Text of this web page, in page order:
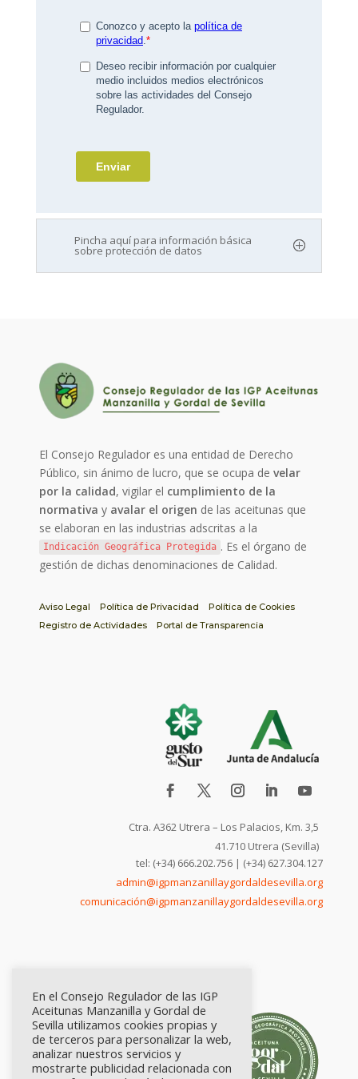
Pincha aquí para información básica
sobre protección de datos
El Consejo Regulador es una entidad de Derecho
Público, sin ánimo de lucro, que se ocupa develar
por la calidad, vigilar el cumplimiento de la
normativa y avalar el origen de las aceitunas que
se elaboran en las industrias adscritas a la
Indicación Geográfica Protegida . Es el órgano de
gestión de dichas denominaciones de Calidad.
Aviso Legal Política de Privacidad
Política de Cookies
Registro de Actividades
Portal de Transparencia
Ctra. A362 Utrera – Los Palacios, Km. 3,5
41.710 Utrera (Sevilla)
tel: (+34) 666.202.756 | (+34) 627.304.127
admin@igpmanzanillaygordaldesevilla.org
comunicación@igpmanzanillaygordaldesevilla.org
En el Consejo Regulador de las IGP
Aceitunas Manzanilla y Gordal de
Sevilla utilizamos cookies propias y
de terceros para personalizar la web,
analizar nuestros servicios y
mostrarte publicidad relacionada con